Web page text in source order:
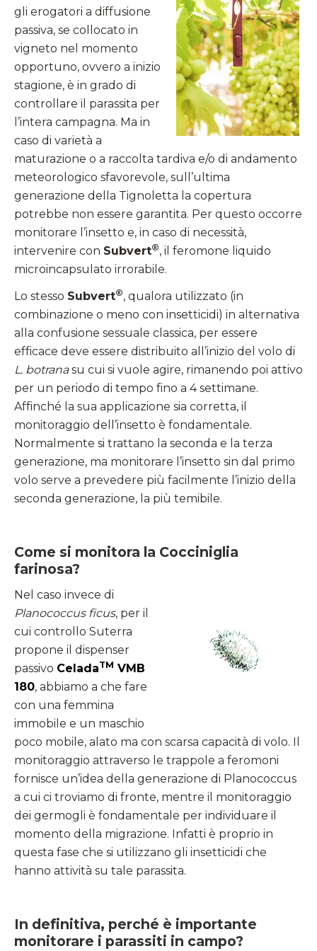
gli erogatori a diffusione
passiva, se collocato in
vigneto nel momento
opportuno, ovvero a inizio
stagione, è in grado di
controllare il parassita per
l’intera campagna. Ma in
caso di varietà a
maturazione o a raccolta tardiva e/o di andamento
meteorologico sfavorevole, sull’ultima
generazione della Tignoletta la copertura
potrebbe non essere garantita. Per questo occorre
monitorare l’insetto e, in caso di necessità,
intervenire con Subvert®, il feromone liquido
microincapsulato irrorabile.
Lo stesso Subvert®, qualora utilizzato (in
combinazione o meno con insetticidi) in alternativa
alla confusione sessuale classica, per essere
efficace deve essere distribuito all’inizio del volo di
L. botranasu cui si vuole agire, rimanendo poi attivo
per un periodo di tempo fino a 4 settimane.
Affinché la sua applicazione sia corretta, il
monitoraggio dell’insetto è fondamentale.
Normalmente si trattano la seconda e la terza
generazione, ma monitorare l’insetto sin dal primo
volo serve a prevedere più facilmente l’inizio della
seconda generazione, la più temibile.
Come si monitora la Cocciniglia
farinosa?
Nel caso invece di
Planococcus ficus, per il
cui controllo Suterra
propone il dispenser
passivo CeladaTM VMB
180, abbiamo a che fare
con una femmina
immobile e un maschio
poco mobile, alato ma con scarsa capacità di volo. Il
monitoraggio attraverso le trappole a feromoni
fornisce un’idea della generazione di Planococcus
a cui ci troviamo di fronte, mentre il monitoraggio
dei germogli è fondamentale per individuare il
momento della migrazione. Infatti è proprio in
questa fase che si utilizzano gli insetticidi che
hanno attività su tale parassita.
In definitiva, perché è importante
monitorare i parassiti in campo?